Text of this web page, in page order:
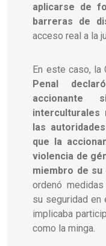
aplicarse de
barreras de
acceso real a la
En este caso,
Penal
accionante
interculturales
las
que la
violencia de
miembro de su
ordenó
su seguridad en
implicaba
como la minga.